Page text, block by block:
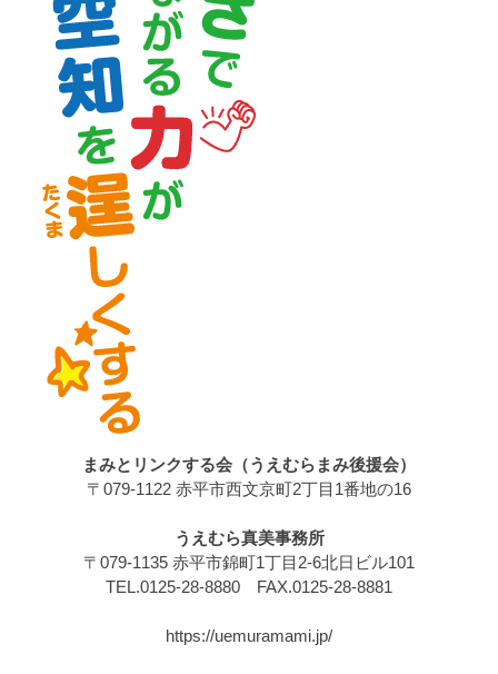
まみとリンクする会（うえむらまみ後援会）
〒079-1122 赤平市西文京町2丁目1番地の16
うえむら真美事務所
〒079-1135 赤平市錦町1丁目2-6北日ビル101
TEL.0125-28-8880 FAX.0125-28-8881
https://uemuramami.jp/